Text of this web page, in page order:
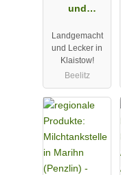
und
Klaistow
Landgemacht
und Lecker in
Klaistow!
Beelitz